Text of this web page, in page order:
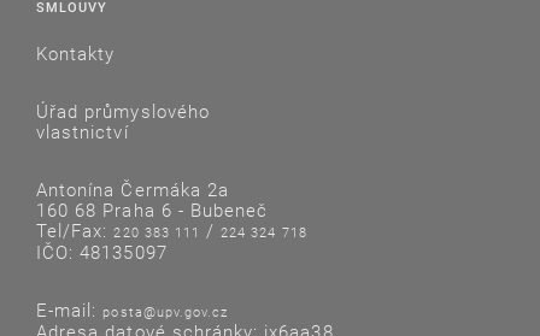
SMLOUVY
Kontakty
Úřad průmyslového
vlastnictví
Antonína Čermáka 2a
160 68 Praha 6 - Bubeneč
Tel/Fax:220 383 111 /224 324 718
IČO: 48135097
E-mail: posta@upv.gov.cz